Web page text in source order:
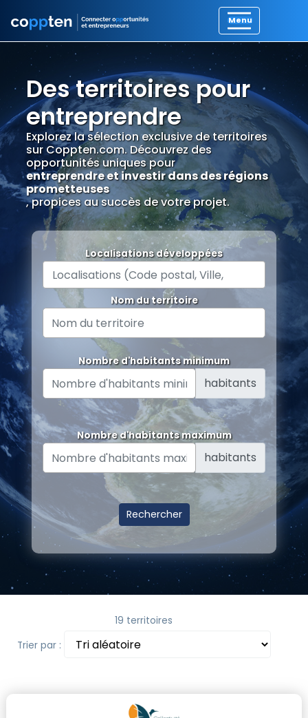
Des territoires pour
entreprendre
Explorez la sélection exclusive de territoires
sur Coppten.com. Découvrez des
opportunités uniques pour
entreprendre et investir dans des régions
prometteuses
, propices au succès de votre projet.
Localisations développées
Nom du territoire
Nombre d'habitants minimum
habitants
Nombre d'habitants maximum
habitants
19 territoires
Trier par :